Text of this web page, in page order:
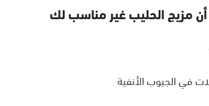
مزيج الحليب غير مناسب لك
في الجيوب الأنفية